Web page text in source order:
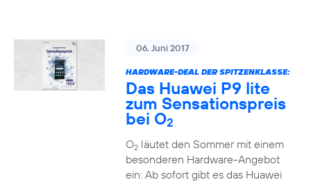
06. Juni 2017
HARDWARE-DEAL DER SPITZENKLASSE:
Das Huawei P9 lite
zum Sensationspreis
bei O2
O2läutet den Sommer mit einem
besonderen Hardware-Angebot
ein: Ab sofort gibt es das Huawei